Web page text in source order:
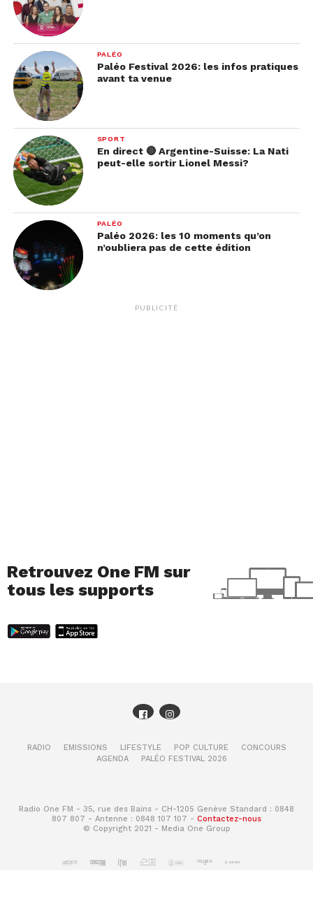
PALÉO
Paléo Festival 2026: les infos pratiques
avant ta venue
SPORT
En direct 🔴 Argentine-Suisse: La Nati
peut-elle sortir Lionel Messi?
PALÉO
Paléo 2026: les 10 moments qu’on
n’oubliera pas de cette édition
PUBLICITÉ
Retrouvez One FM sur
tous les supports
RADIO EMISSIONS LIFESTYLE POP CULTURE
CONCOURS
AGENDA
PALÉO FESTIVAL 2026
Radio One FM - 35, rue des Bains - CH-1205 Genève Standard : 0848
807 807 - Antenne : 0848 107 107 - Contactez-nous
© Copyright 2021 - Media One Group